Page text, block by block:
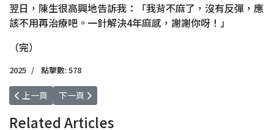
翌日，陳生很高興地告訴我：「我背不麻了，沒有反彈，應
該不用再治療吧。一針解決4年麻感，謝謝你呀！」
（完）
2025 點擊數: 578
上一篇文章: 2025-11-28 內丹無為功 入定好處多 恍恍惚惚 似有似無
上一頁 下一篇文章: 2025-10-31 忽略日常肌肉勞損 針灸急救不
下一頁
Related Articles